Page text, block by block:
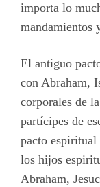
importa lo
mandamientos
El antiguo
con Abraham,
corporales de
partícipes de
pacto
los hijos
Abraham,